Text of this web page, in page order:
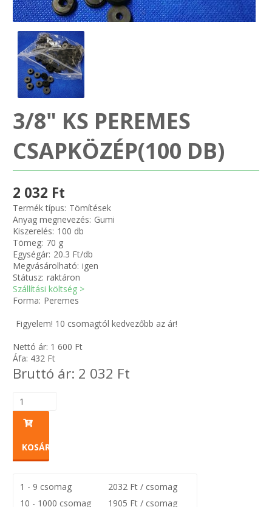
TEHER-ERŐGÉP-MOZDONY TÖMÍTÉS
GOLYÓK-MAGTISZTÍTÓK-KREATÍV
O-GYŰRŰ
SIMÍTÓZÁRAS TASAK
TÖMLŐBILINCS
3/8" KS PEREMES
CSAPKÖZÉP(100 DB)
2 032 Ft
Termék típus: Tömítések
Anyag megnevezés: Gumi
Kiszerelés: 100 db
Tömeg: 70 g
Egységár: 20.3 Ft/db
Megvásárolható: igen
Státusz: raktáron
Szállítási költség >
Forma: Peremes
Figyelem! 10 csomagtól kedvezőbb az ár!
Nettó ár: 1 600 Ft
Áfa: 432 Ft
Bruttó ár: 2 032 Ft
KOSÁRBA
1 - 9 csomag
2032 Ft / csomag
10 - 1000 csomag
1905 Ft / csomag